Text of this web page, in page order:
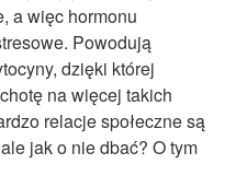
a więc hormonu
Powodują
dzięki której
na więcej takich
relacje społeczne są
jak o nie dbać? O tym